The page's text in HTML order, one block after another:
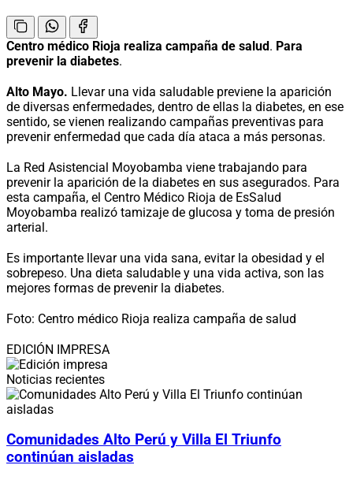
Centro médico Rioja realiza campaña de salud. Para
prevenir la diabetes.
Alto Mayo. Llevar una vida saludable previene la aparición
de diversas enfermedades, dentro de ellas la diabetes, en ese
sentido, se vienen realizando campañas preventivas para
prevenir enfermedad que cada día ataca a más personas.
La Red Asistencial Moyobamba viene trabajando para
prevenir la aparición de la diabetes en sus asegurados. Para
esta campaña, el Centro Médico Rioja de EsSalud
Moyobamba realizó tamizaje de glucosa y toma de presión
arterial.
Es importante llevar una vida sana, evitar la obesidad y el
sobrepeso. Una dieta saludable y una vida activa, son las
mejores formas de prevenir la diabetes.
Foto: Centro médico Rioja realiza campaña de salud
EDICIÓN IMPRESA
Noticias recientes
Comunidades Alto Perú y Villa El Triunfo
continúan aisladas